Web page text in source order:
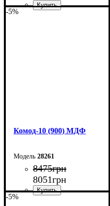
-5%
Комод-10 (900) МДФ
28261
8475грн
8051грн
-5%